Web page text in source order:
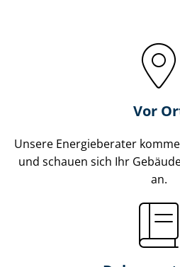
Vor
Unsere Energieberater
und schauen sich Ihr
an.